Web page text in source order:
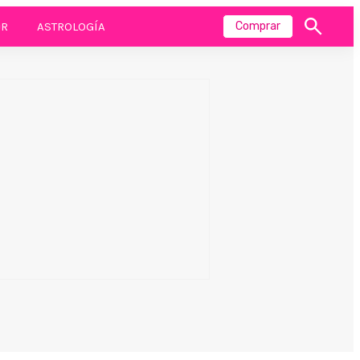
ASTROLOGÍA Comprar
Mostrar